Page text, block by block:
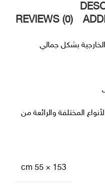
REVIEWS (0)
بشكل جمالي
المختلفة والرائعة من
153 × 55 cm